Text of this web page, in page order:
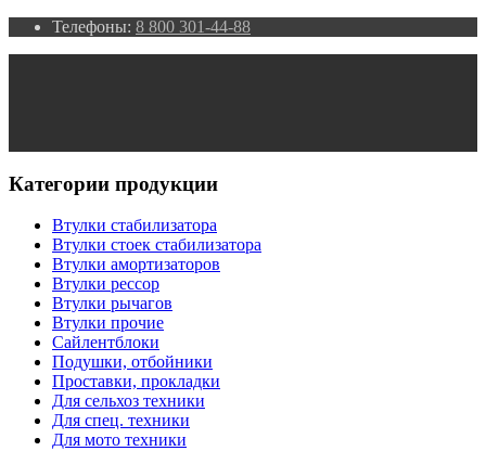
Телефоны: 8 800 301-44-88
Категории продукции
Втулки стабилизатора
Втулки стоек стабилизатора
Втулки амортизаторов
Втулки рессор
Втулки рычагов
Втулки прочие
Сайлентблоки
Подушки, отбойники
Проставки, прокладки
Для сельхоз техники
Для спец. техники
Для мото техники